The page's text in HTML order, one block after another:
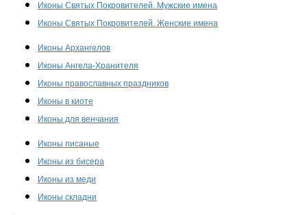
Иконы Святых Покровителей. Мужские имена
Иконы Святых Покровителей. Женские имена
Иконы Архангелов
Иконы Ангела-Хранителя
Иконы православных праздников
Иконы в киоте
Иконы для венчания
Иконы писаные
Иконы из бисера
Иконы из меди
Иконы складни